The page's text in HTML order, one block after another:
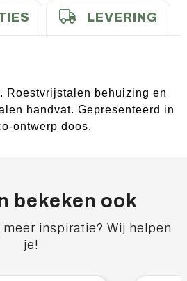
LEVERING
Roestvrijstalen behuizing en
handvat. Gepresenteerd in
ontwerp doos.
bekeken ook
inspiratie? Wij helpen
je!